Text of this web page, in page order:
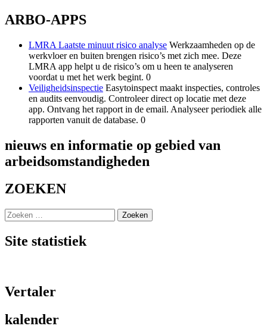
ARBO-APPS
LMRA Laatste minuut risico analyse Werkzaamheden op de
werkvloer en buiten brengen risico’s met zich mee. Deze
LMRA app helpt u de risico’s om u heen te analyseren
voordat u met het werk begint. 0
Veiligheidsinspectie Easytoinspect maakt inspecties, controles
en audits eenvoudig. Controleer direct op locatie met deze
app. Ontvang het rapport in de email. Analyseer periodiek alle
rapporten vanuit de database. 0
nieuws en informatie op gebied van
arbeidsomstandigheden
ZOEKEN
Zoeken
naar:
Site statistiek
Vertaler
kalender